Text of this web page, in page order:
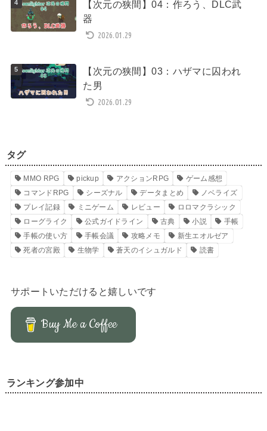
【次元の狭間】04：作ろう、DLC武
器
2026.01.29
【次元の狭間】03：ハザマに囚われ
た男
2026.01.29
タグ
MMO RPG pickup アクションRPG
ゲーム感想
コマンドRPG
シーズナル データまとめ
ノベライズ
プレイ記録
ミニゲーム レビュー
ロロマクラシック
ローグライク
公式ガイドライン 古典 小説
手帳
手帳の使い方
手帳会議 攻略メモ
新生エオルゼア
死者の宮殿
生物学 蒼天のイシュガルド 読書
サポートいただけると嬉しいです
Buy Me a Coffee
ランキング参加中